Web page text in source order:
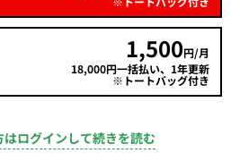
1,500円/月
18,000円一括払い、1年更新
※トートバッグ付き
ログインして続きを読む